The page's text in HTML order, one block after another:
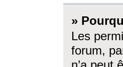
»
Les
forum,